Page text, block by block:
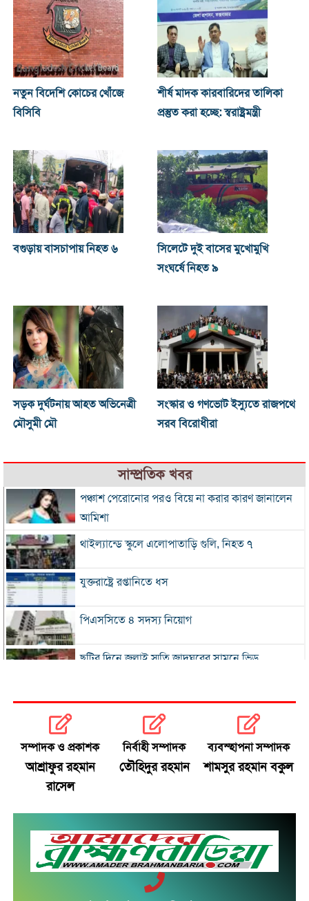
নতুন বিদেশি কোচের খোঁজে
বিসিবি
শীর্ষ মাদক কারবারিদের তালিকা
প্রস্তুত করা হচ্ছে: স্বরাষ্ট্রমন্ত্রী
বগুড়ায় বাসচাপায় নিহত ৬
সিলেটে দুই বাসের মুখোমুখি
সংঘর্ষে নিহত ৯
সড়ক দুর্ঘটনায় আহত অভিনেত্রী
মৌসুমী মৌ
সংস্কার ও গণভোট ইস্যুতে রাজপথে
সরব বিরোধীরা
সাম্প্রতিক খবর
পঞ্চাশ পেরোনোর পরও বিয়ে না করার কারণ জানালেন
আমিশা
থাইল্যান্ডে স্কুলে এলোপাতাড়ি গুলি, নিহত ৭
যুক্তরাষ্ট্রে রপ্তানিতে ধস
পিএসসিতে ৪ সদস্য নিয়োগ
ছুটির দিনে জুলাই স্মৃতি জাদুঘরের সামনে ভিড়
নতুন বিদেশি কোচের খোঁজে বিসিবি
শীর্ষ মাদক কারবারিদের তালিকা প্রস্তুত করা হচ্ছে:
সিলেটে দুই বাসের মুখোমুখি সংঘর্ষে নিহত ৯
সড়ক দুর্ঘটনায় আহত অভিনেত্রী মৌসুমী মৌ
সম্পাদক ও প্রকাশক
আশ্রাফুর রহমান
রাসেল
নির্বাহী সম্পাদক
তৌহিদুর রহমান
ব্যবস্হাপনা সম্পাদক
শামসুর রহমান বকুল